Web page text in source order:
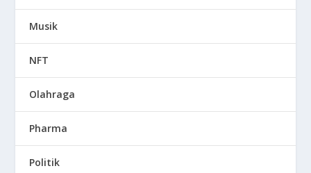
Musik
NFT
Olahraga
Pharma
Politik